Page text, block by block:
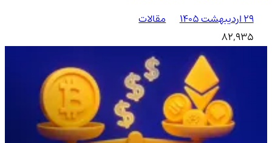
۲۹ اردیبهشت ۱۴۰۵
مقالات
82,935